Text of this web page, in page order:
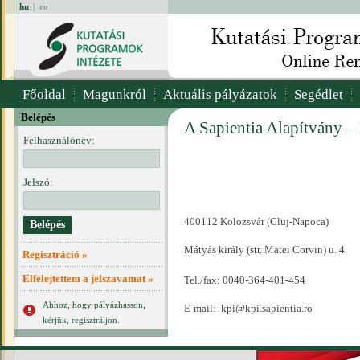
hu | ro
Főoldal Magunkról Aktuális pályázatok Segédlet
Belépés
Felhasználónév:
Jelszó:
Regisztráció »
Elfelejtettem a jelszavamat »
Ahhoz, hogy pályázhasson,
kérjük, regisztráljon.
A Sapientia Alapítvány –
400112 Kolozsvár (Cluj-Napoca)
Mátyás király (str. Matei Corvin) u. 4.
Tel./fax: 0040-364-401-454
E-mail: kpi@kpi.sapientia.ro